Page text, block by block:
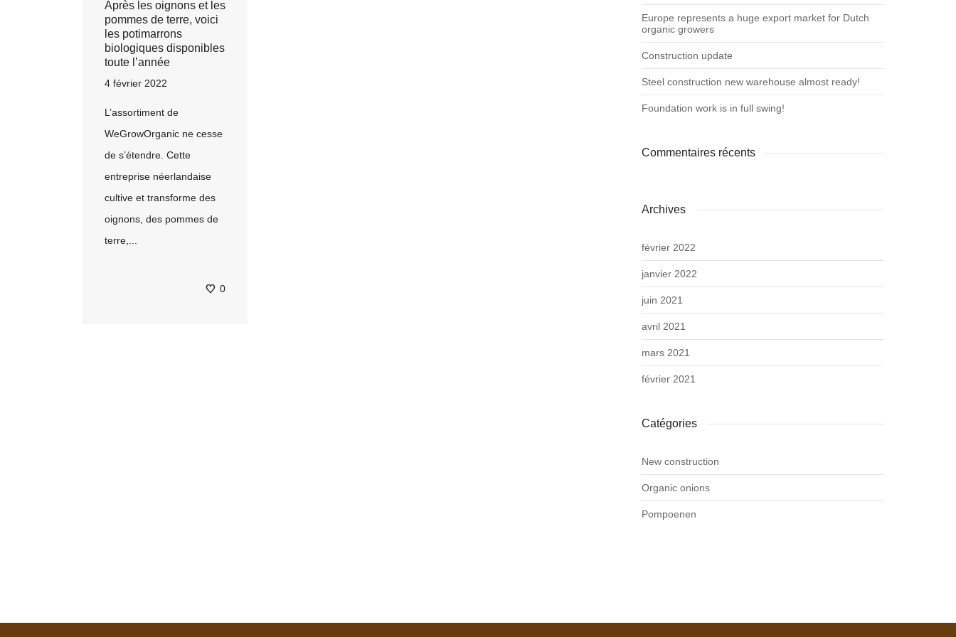
Après les oignons et les
pommes de terre, voici
les potimarrons
biologiques disponibles
toute l’année
4 février 2022
L’assortiment de
WeGrowOrganic ne cesse
de s’étendre. Cette
entreprise néerlandaise
cultive et transforme des
oignons, des pommes de
terre,...
0
Europe represents a huge export market for Dutch
organic growers
Construction update
Steel construction new warehouse almost ready!
Foundation work is in full swing!
Commentaires récents
Archives
février 2022
janvier 2022
juin 2021
avril 2021
mars 2021
février 2021
Catégories
New construction
Organic onions
Pompoenen